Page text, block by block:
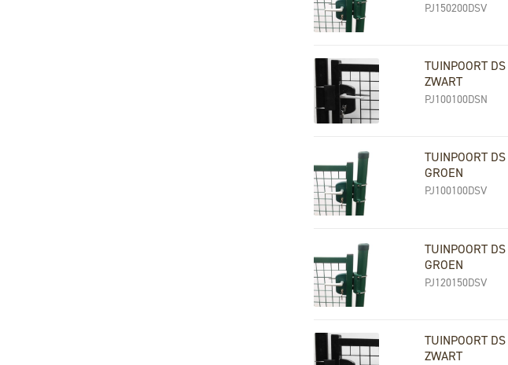
PJ150200DSV
TUINPOORT
ZWART
PJ100100DSN
TUINPOORT
GROEN
PJ100100DSV
TUINPOORT
GROEN
PJ120150DSV
TUINPOORT
ZWART